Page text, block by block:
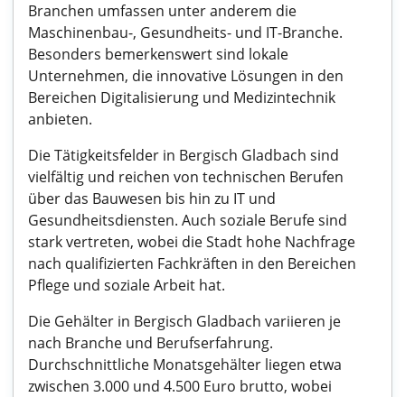
Branchen umfassen unter anderem die
Maschinenbau-, Gesundheits- und IT-Branche.
Besonders bemerkenswert sind lokale
Unternehmen, die innovative Lösungen in den
Bereichen Digitalisierung und Medizintechnik
anbieten.
Die Tätigkeitsfelder in Bergisch Gladbach sind
vielfältig und reichen von technischen Berufen
über das Bauwesen bis hin zu IT und
Gesundheitsdiensten. Auch soziale Berufe sind
stark vertreten, wobei die Stadt hohe Nachfrage
nach qualifizierten Fachkräften in den Bereichen
Pflege und soziale Arbeit hat.
Die Gehälter in Bergisch Gladbach variieren je
nach Branche und Berufserfahrung.
Durchschnittliche Monatsgehälter liegen etwa
zwischen 3.000 und 4.500 Euro brutto, wobei